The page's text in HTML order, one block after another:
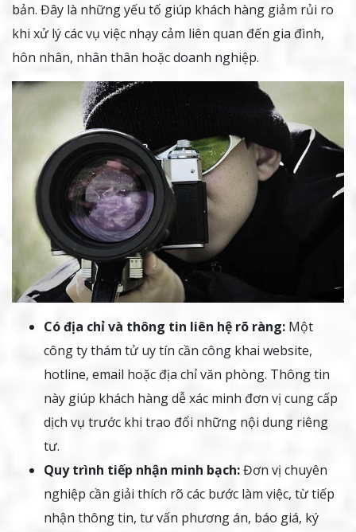
bản. Đây là những yếu tố giúp khách hàng giảm rủi ro
khi xử lý các vụ việc nhạy cảm liên quan đến gia đình,
hôn nhân, nhân thân hoặc doanh nghiệp.
Có địa chỉ và thông tin liên hệ rõ ràng: Một
công ty thám tử uy tín cần công khai website,
hotline, email hoặc địa chỉ văn phòng. Thông tin
này giúp khách hàng dễ xác minh đơn vị cung cấp
dịch vụ trước khi trao đổi những nội dung riêng
tư.
Quy trình tiếp nhận minh bạch:Đơn vị chuyên
nghiệp cần giải thích rõ các bước làm việc, từ tiếp
nhận thông tin, tư vấn phương án, báo giá, ký